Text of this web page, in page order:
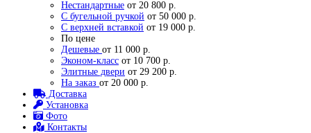
Нестандартные от 20 800 р.
С бугельной ручкой от 50 000 р.
С верхней вставкой от 19 000 р.
По цене
Дешевые от 11 000 р.
Эконом-класс от 10 700 р.
Элитные двери от 29 200 р.
На заказ от 20 000 р.
Доставка
Установка
Фото
Контакты